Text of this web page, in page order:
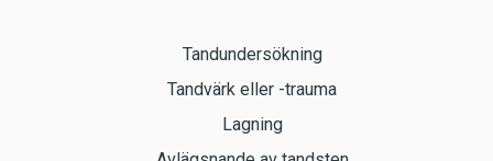
Tandundersökning
Tandvärk eller -trauma
Lagning